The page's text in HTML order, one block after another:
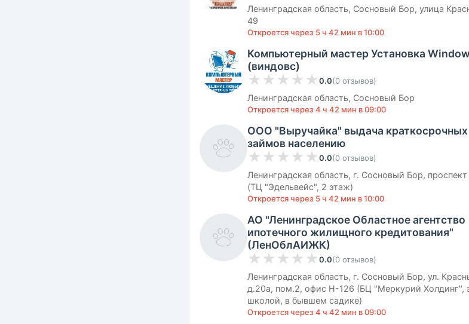
Ленинградская область, Сосновый Бор, улица
49
Откроется через 5 ч 42 мин в 10:00
Компьютерный мастер Установка
(виндовс)
★ ★ ★ ★ ★ 0.0(0 отзывов)
Ленинградская область, Сосновый Бор
Откроется через 4 ч 42 мин в 09:00
ООО "Выручайка" выдача краткосрочных
займов населению
★ ★ ★ ★ ★ 0.0(0 отзывов)
Ленинградская область, г. Сосновый Бор,
(ТЦ "Эдельвейс", 2 этаж)
Откроется через 5 ч 42 мин в 10:00
АО "Ленинградское Областное агентство
ипотечного жилищного кредитования"
(ЛенОблАИЖК)
★ ★ ★ ★ ★ 0.0(0 отзывов)
Ленинградская область, г. Сосновый Бор, ул.
д.20а, пом.2, офис Н-126 (БЦ "Меркурий Холдинг",
школой, в бывшем садике)
Откроется через 4 ч 42 мин в 09:00